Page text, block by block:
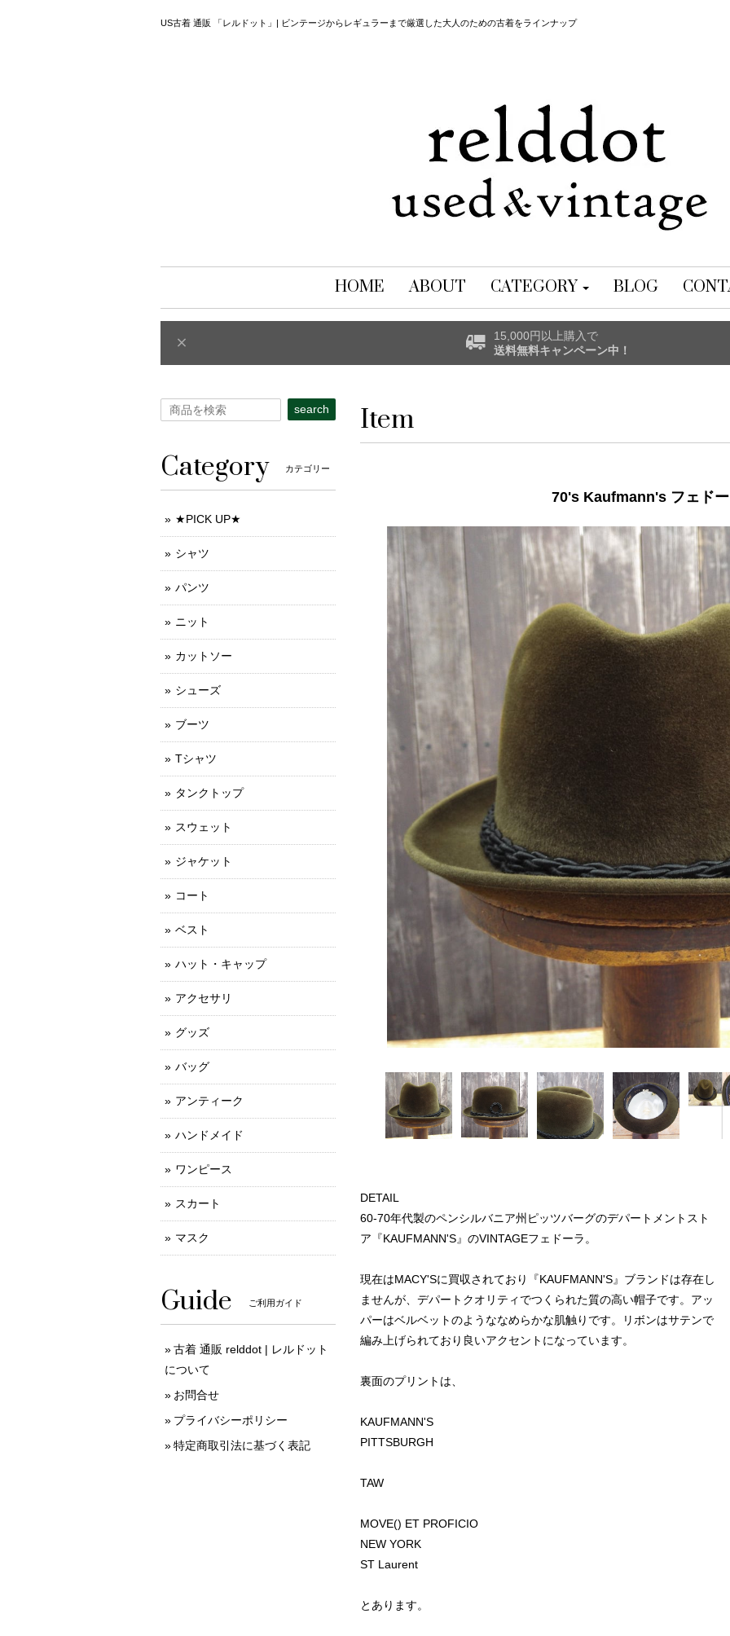
US古着 通販 「レルドット」| ビンテージからレギュラーまで厳選した大人のための古着をラインナップ
HOME ABOUT CATEGORY BLOG
15,000円以上購入で
送料無料キャンペーン中！
Item
70's Kaufmann's フェド
DETAIL
60-70年代製のペンシルバニア州ピッツバーグのデパートメントスト
ア『KAUFMANN'S』のVINTAGEフェドーラ。
現在はMACY'Sに買収されており『KAUFMANN'S』ブランドは存在し
ませんが、デパートクオリティでつくられた質の高い帽子です。アッ
パーはベルベットのようななめらかな肌触りです。リボンはサテンで
編み上げられており良いアクセントになっています。
裏面のプリントは、
KAUFMANN'S
PITTSBURGH
TAW
MOVE() ET PROFICIO
NEW YORK
ST Laurent
とあります。
search
Category カテゴリー
★PICK UP★
シャツ
パンツ
ニット
カットソー
シューズ
ブーツ
Tシャツ
タンクトップ
スウェット
ジャケット
コート
ベスト
ハット・キャップ
アクセサリ
グッズ
バッグ
アンティーク
ハンドメイド
ワンピース
スカート
マスク
Guide ご利用ガイド
古着 通販 relddot | レルドット
について
お問合せ
プライバシーポリシー
特定商取引法に基づく表記